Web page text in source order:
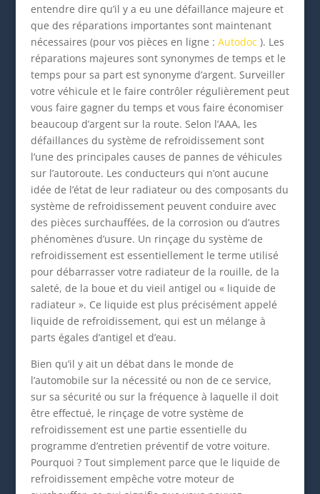
entendre dire qu’il y a eu une défaillance majeure et
que des réparations importantes sont maintenant
nécessaires (pour vos pièces en ligne : Autodoc ). Les
réparations majeures sont synonymes de temps et le
temps pour sa part est synonyme d’argent. Surveiller
votre véhicule et le faire contrôler régulièrement peut
vous faire gagner du temps et vous faire économiser
beaucoup d’argent sur la route. Selon l’AAA, les
défaillances du système de refroidissement sont
l’une des principales causes de pannes de véhicules
sur l’autoroute. Les conducteurs qui n’ont aucune
idée de l’état de leur radiateur ou des composants du
système de refroidissement peuvent conduire avec
des pièces surchauffées, de la corrosion ou d’autres
phénomènes d’usure. Un rinçage du système de
refroidissement est essentiellement le terme utilisé
pour débarrasser votre radiateur de la rouille, de la
saleté, de la boue et du vieil antigel ou « liquide de
radiateur ». Ce liquide est plus précisément appelé
liquide de refroidissement, qui est un mélange à
parts égales d’antigel et d’eau.
Bien qu’il y ait un débat dans le monde de
l’automobile sur la nécessité ou non de ce service,
sur sa sécurité ou sur la fréquence à laquelle il doit
être effectué, le rinçage de votre système de
refroidissement est une partie essentielle du
programme d’entretien préventif de votre voiture.
Pourquoi ? Tout simplement parce que le liquide de
refroidissement empêche votre moteur de